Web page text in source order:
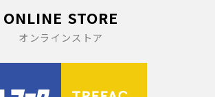
ONLINE STORE
オンラインストア